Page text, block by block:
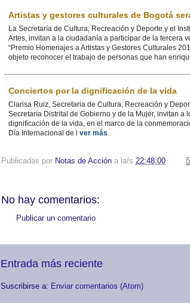
Artistas y gestores culturales de Bogotá
La Secretaría de Cultura, Recreación y Deporte y el
Artes, invitan a la ciudadanía a participar de la tercera
“Premio Homenajes a Artistas y Gestores Culturales
objeto reconocer el trabajo de personas que han
Conciertos por la dignificación de la vida
Clarisa Ruiz, Secretaria de Cultura, Recreación y
Secretaría Distrital de Gobierno y de la Mujer, invitan a
dignificación de la vida, en el marco de la
Día Internacional de l ver más
Publicadas por Notas de Acción a la/s 22:48:00
No hay comentarios:
Publicar un comentario
Entrada más reciente
Suscribirse a: Enviar comentarios (Atom)